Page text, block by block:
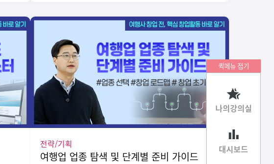
전략/기획
여행업 업종 탐색 및 단계별 준비 가이드
퀵메뉴 접기
나의강의실
대시보드